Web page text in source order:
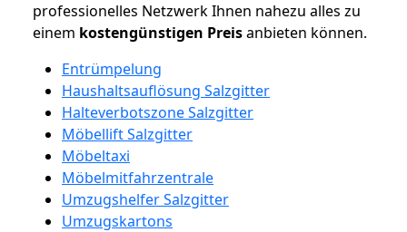
professionelles Netzwerk Ihnen nahezu alles zu
einem kostengünstigen Preisanbieten können.
Entrümpelung
Haushaltsauflösung Salzgitter
Halteverbotszone Salzgitter
Möbellift Salzgitter
Möbeltaxi
Möbelmitfahrzentrale
Umzugshelfer Salzgitter
Umzugskartons